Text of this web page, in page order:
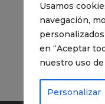
Usamos
navegación,
en “Aceptar
nuestro uso
Personalizar
Blog